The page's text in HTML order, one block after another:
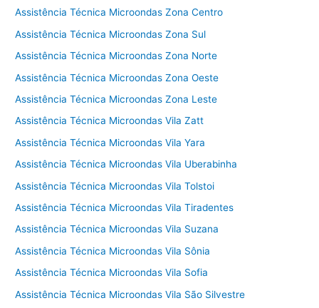
Assistência Técnica Microondas Zona Centro
Assistência Técnica Microondas Zona Sul
Assistência Técnica Microondas Zona Norte
Assistência Técnica Microondas Zona Oeste
Assistência Técnica Microondas Zona Leste
Assistência Técnica Microondas Vila Zatt
Assistência Técnica Microondas Vila Yara
Assistência Técnica Microondas Vila Uberabinha
Assistência Técnica Microondas Vila Tolstoi
Assistência Técnica Microondas Vila Tiradentes
Assistência Técnica Microondas Vila Suzana
Assistência Técnica Microondas Vila Sônia
Assistência Técnica Microondas Vila Sofia
Assistência Técnica Microondas Vila São Silvestre